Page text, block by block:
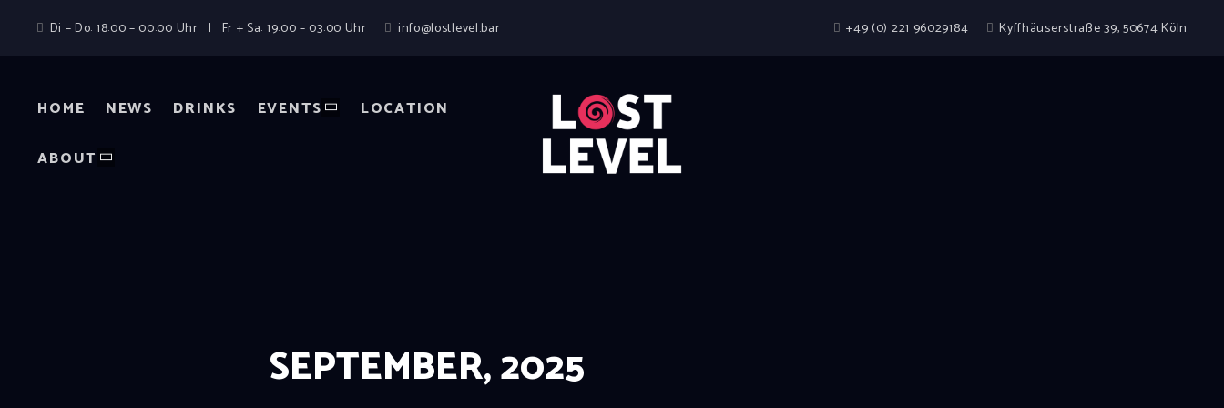
Di – Do: 18:00 – 00:00 Uhr | Fr + Sa: 19:00 – 03:00 Uhr info@lostlevel.bar +49 (0) 221 96029184 Kyffhäuserstraße 39, 50674 Köln
HOME NEWS DRINKS EVENTS LOCATION
ABOUT
NEWS
LOCATION
SEPTEMBER, 2025